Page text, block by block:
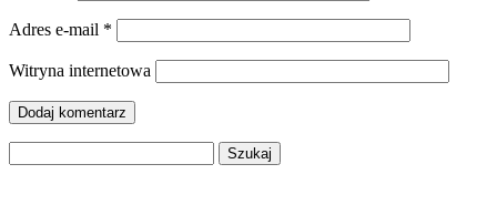
Adres e-mail *
Witryna internetowa